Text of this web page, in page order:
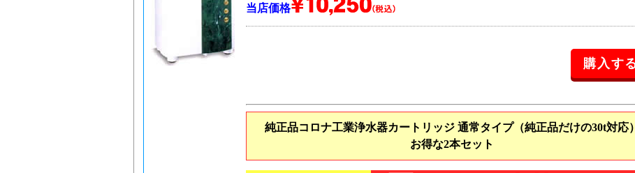
当店価格
純正品コロナ工業浄水器カートリッジ 通常タイプ（純正品だけの30t対応）
お得な2本セット